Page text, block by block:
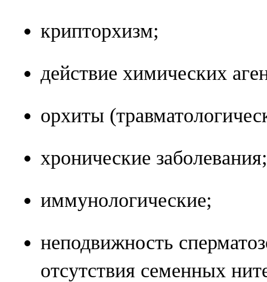
крипторхизм;
действие химических
орхиты
хронические заболевания;
иммунологические;
неподвижность
отсутствия семенных